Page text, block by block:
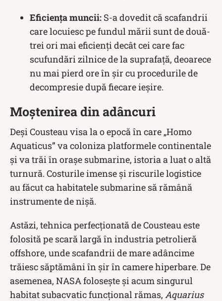
Eficiența muncii: S-a dovedit că scafandrii
care locuiesc pe fundul mării sunt de două-
trei ori mai eficienți decât cei care fac
scufundări zilnice de la suprafață, deoarece
nu mai pierd ore în șir cu procedurile de
decompresie după fiecare ieșire.
Moștenirea din adâncuri
Deși Cousteau visa la o epocă în care „Homo
Aquaticus” va coloniza platformele continentale
și va trăi în orașe submarine, istoria a luat o altă
turnură. Costurile imense și riscurile logistice
au făcut ca habitatele submarine să rămână
instrumente de nișă.
Astăzi, tehnica perfecționată de Cousteau este
folosită pe scară largă în industria petrolieră
offshore, unde scafandrii de mare adâncime
trăiesc săptămâni în șir în camere hiperbare. De
asemenea, NASA folosește și acum singurul
habitat subacvatic funcțional rămas, Aquarius